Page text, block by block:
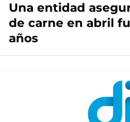
Una entidad
de carne en abril
años